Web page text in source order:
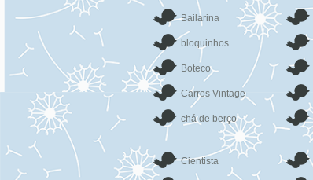
Bailarina
bloquinhos
Boteco
Carros Vintage
chá de berço
Cientista